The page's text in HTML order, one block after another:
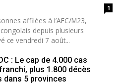
1
affilées à l’AFC/M23,
depuis plusieurs
ce vendredi 7 août...
: Le cap de 4.000 cas
plus 1.800 décès
dans 5 provinces